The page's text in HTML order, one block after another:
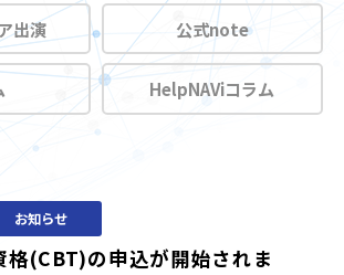
出演 公式note
HelpNAViコラム
お知らせ
格(CBT)の申込が開始されま